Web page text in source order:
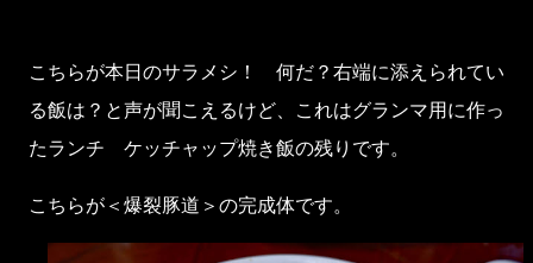
こちらが本日のサラメシ！ 何だ？右端に添えられてい
る飯は？と声が聞こえるけど、これはグランマ用に作っ
たランチ ケッチャップ焼き飯の残りです。
こちらが＜爆裂豚道＞の完成体です。